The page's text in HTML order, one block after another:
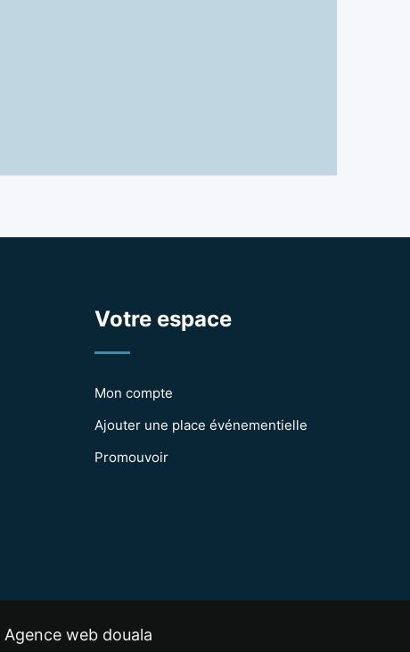
Votre espace
Mon compte
Ajouter une place événementielle
Promouvoir
Agence web douala